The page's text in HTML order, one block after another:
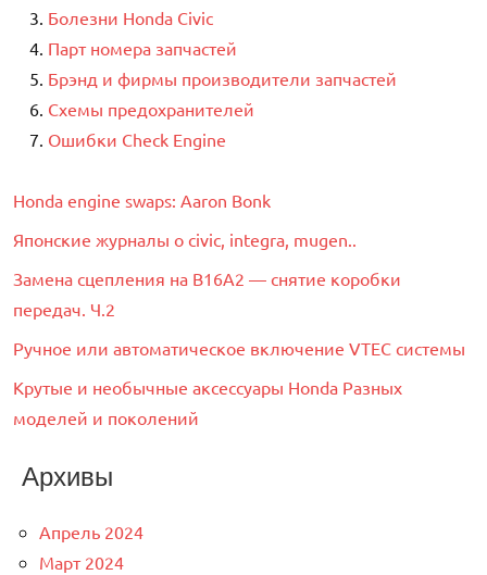
Болезни Honda Civic
Парт номера запчастей
Брэнд и фирмы производители запчастей
Схемы предохранителей
Ошибки Check Engine
Honda engine swaps: Aaron Bonk
Японские журналы о civic, integra, mugen..
Замена сцепления на B16A2 — снятие коробки
передач. Ч.2
Ручное или автоматическое включение VTEC системы
Крутые и необычные аксессуары Honda Разных
моделей и поколений
Архивы
Апрель 2024
Март 2024